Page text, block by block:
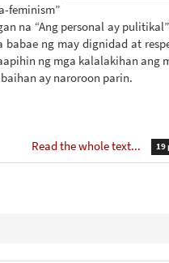
feminism”
na “Ang personal ay
ng may dignidad at
ng mga kalalakihan ang
ay naroroon parin.
Read the whole text... 19